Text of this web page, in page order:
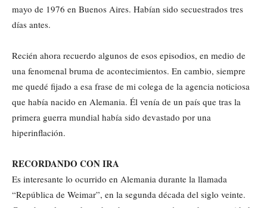
mayo de 1976 en Buenos Aires. Habían sido secuestrados tres
días antes.
Recién ahora recuerdo algunos de esos episodios, en medio de
una fenomenal bruma de acontecimientos. En cambio, siempre
me quedé fijado a esa frase de mi colega de la agencia noticiosa
que había nacido en Alemania. Él venía de un país que tras la
primera guerra mundial había sido devastado por una
hiperinflación.
RECORDANDO CON IRA
Es interesante lo ocurrido en Alemania durante la llamada
“República de Weimar”, en la segunda década del siglo veinte.